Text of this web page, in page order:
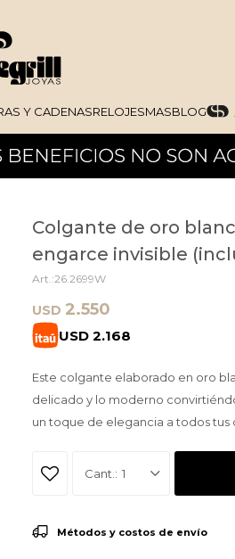
Y CADENASRELOJESMASBLOG
Colgante de oro
engarce invisible
26.2699W
USD 2.550
USD 2.168
Este colgante elaborado en oro
delicado y lo moderno
un toque de elegancia a todos tus
1
Métodos y costos de envío